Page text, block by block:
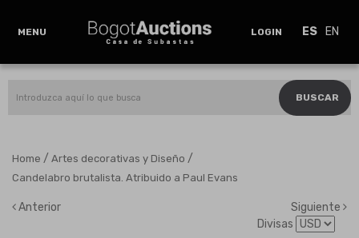
MENU LOGIN ES EN
BUSCAR
Home / Artes decorativas y Diseño /
Candelabro brutalista. Atribuido a Paul Evans
Anterior
Siguiente
Divisas